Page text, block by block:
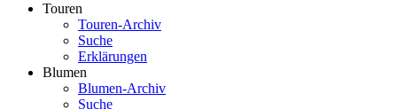
Touren
Touren-Archiv
Suche
Erklärungen
Blumen
Blumen-Archiv
Suche